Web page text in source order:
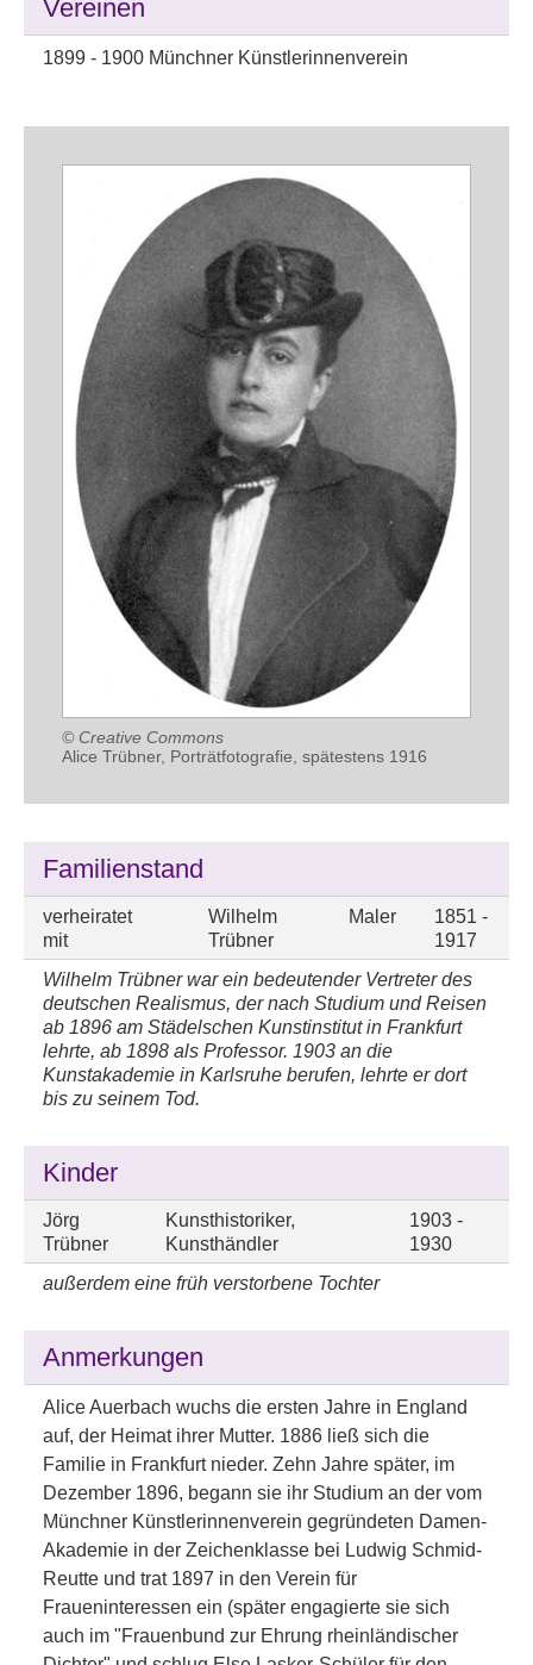
Vereinen
1899 - 1900 Münchner Künstlerinnenverein
© Creative Commons
Alice Trübner, Porträtfotografie, spätestens 1916
Familienstand
verheiratet
mit
Wilhelm
Trübner
Maler
1851 -
1917
Wilhelm Trübner war ein bedeutender Vertreter des
deutschen Realismus, der nach Studium und Reisen
ab 1896 am Städelschen Kunstinstitut in Frankfurt
lehrte, ab 1898 als Professor. 1903 an die
Kunstakademie in Karlsruhe berufen, lehrte er dort
bis zu seinem Tod.
Kinder
Jörg
Trübner
Kunsthistoriker,
Kunsthändler
1903 -
1930
außerdem eine früh verstorbene Tochter
Anmerkungen
Alice Auerbach wuchs die ersten Jahre in England
auf, der Heimat ihrer Mutter. 1886 ließ sich die
Familie in Frankfurt nieder. Zehn Jahre später, im
Dezember 1896, begann sie ihr Studium an der vom
Münchner Künstlerinnenverein gegründeten Damen-
Akademie in der Zeichenklasse bei Ludwig Schmid-
Reutte und trat 1897 in den Verein für
Fraueninteressen ein (später engagierte sie sich
auch im "Frauenbund zur Ehrung rheinländischer